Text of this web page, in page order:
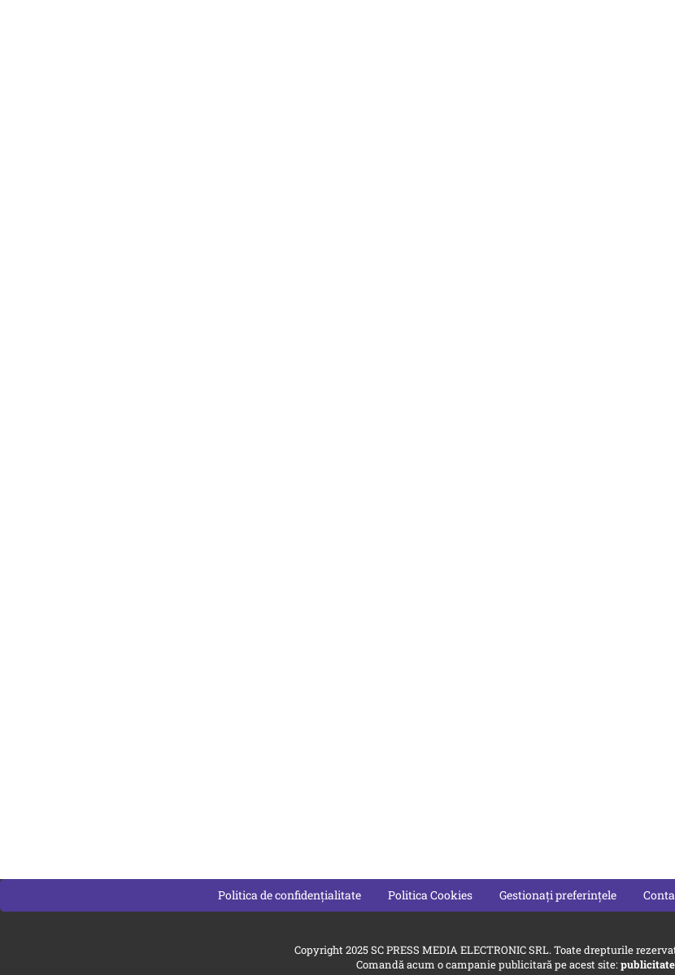
Politica de confidențialitate Politica Cookies Gestionați preferințele
Copyright 2025 SC PRESS MEDIA ELECTRONIC SRL. Toate drepturile
Comandă acum o campanie publicitară pe acest site: